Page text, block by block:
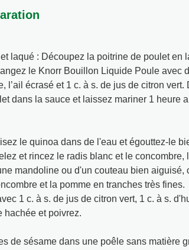
laqué : Découpez la poitrine de poulet en
le Knorr Bouillon Liquide Poule avec
l’ail écrasé et 1 c. à s. de jus de citron vert.
dans la sauce et laissez mariner 1 heure
le quinoa dans de l'eau et égouttez-le
et rincez le radis blanc et le concombre,
mandoline ou d'un couteau bien aiguisé,
et la pomme en tranches très fines.
1 c. à s. de jus de citron vert, 1 c. à s.
hachée et poivrez.
de sésame dans une poêle sans matière